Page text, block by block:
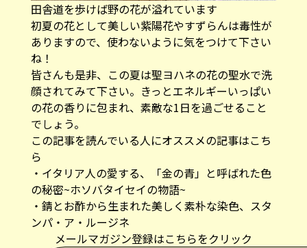
田舎道を歩けば野の花が溢れています
初夏の花として美しい紫陽花やすずらんは毒性が
ありますので、使わないように気をつけて下さい
ね！
皆さんも是非、この夏は聖ヨハネの花の聖水で洗
顔されてみて下さい。きっとエネルギーいっぱい
の花の香りに包まれ、素敵な1日を過ごせること
でしょう。
この記事を読んでいる人にオススメの記事はこち
ら
・ イタリア人の愛する、「金の青」と呼ばれた色
の秘密~ホソバタイセイの物語~
・ 錆とお酢から生まれた美しく素朴な染色、スタ
ンパ・ア・ルージネ
メールマガジン登録はこちらをクリック